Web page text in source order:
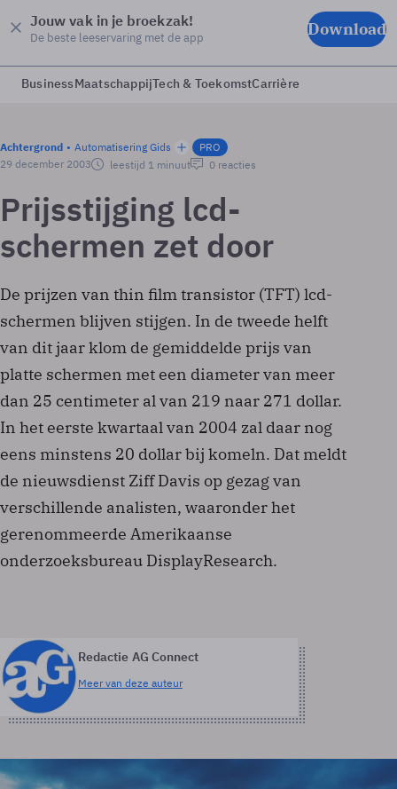
Jouw vak in je broekzak!
De beste leeservaring met de app Download
BusinessMaatschappijTech & ToekomstCarrière
Achtergrond Automatisering Gids
PRO
29 december 2003
leestijd 1 minuut 0 reacties
Prijsstijging lcd-
schermen zet door
De prijzen van thin film transistor (TFT) lcd-
schermen blijven stijgen. In de tweede helft
van dit jaar klom de gemiddelde prijs van
platte schermen met een diameter van meer
dan 25 centimeter al van 219 naar 271 dollar.
In het eerste kwartaal van 2004 zal daar nog
eens minstens 20 dollar bij komeln. Dat meldt
de nieuwsdienst Ziff Davis op gezag van
verschillende analisten, waaronder het
gerenommeerde Amerikaanse
onderzoeksbureau DisplayResearch.
Redactie AG Connect
Meer van deze auteur